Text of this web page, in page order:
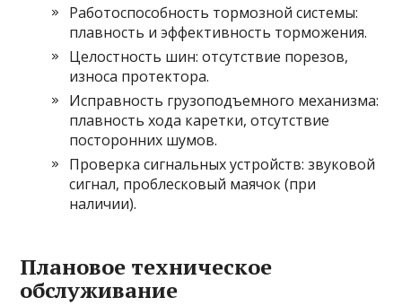
Работоспособность тормозной системы:
плавность и эффективность торможения.
Целостность шин: отсутствие порезов,
износа протектора.
Исправность грузоподъемного механизма:
плавность хода каретки, отсутствие
посторонних шумов.
Проверка сигнальных устройств: звуковой
сигнал, проблесковый маячок (при
наличии).
Плановое техническое
обслуживание